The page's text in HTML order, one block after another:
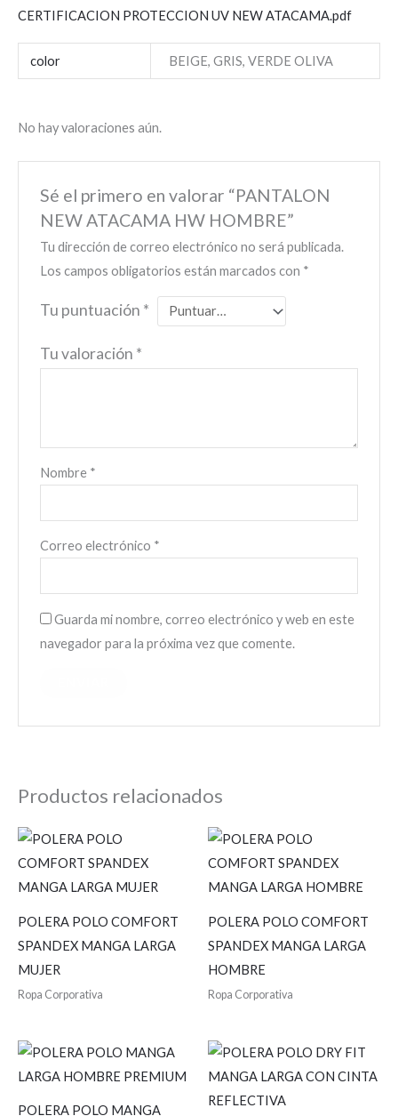
CERTIFICACION PROTECCION UV NEW ATACAMA.pdf
color BEIGE, GRIS, VERDE OLIVA
No hay valoraciones aún.
Sé el primero en valorar “PANTALON
NEW ATACAMA HW HOMBRE”
Tu dirección de correo electrónico no será publicada.
Los campos obligatorios están marcados con *
Tu puntuación *
Tu valoración *
Nombre *
Correo electrónico *
Guarda mi nombre, correo electrónico y web en este
navegador para la próxima vez que comente.
Productos relacionados
POLERA POLO COMFORT
SPANDEX MANGA LARGA
MUJER
Ropa Corporativa
POLERA POLO COMFORT
SPANDEX MANGA LARGA
HOMBRE
Ropa Corporativa
POLERA POLO MANGA